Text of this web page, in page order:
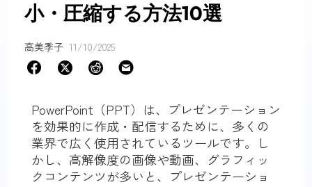
小・圧縮する方法10選
高美季子 11/10/2025
PowerPoint（PPT）は、プレゼンテーション
を効果的に作成・配信するために、多くの
業界で広く使用されているツールです。し
かし、高解像度の画像や動画、グラフィッ
クコンテンツが多いと、プレゼンテーショ